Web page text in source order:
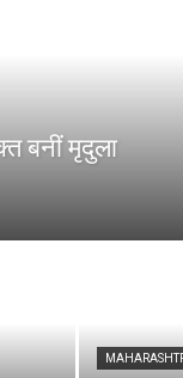
बनीं मृदुला